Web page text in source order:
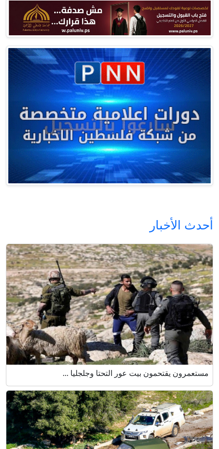
أحدث الأخبار
مستعمرون يقتحمون بيت عور التحتا وجلجليا ...